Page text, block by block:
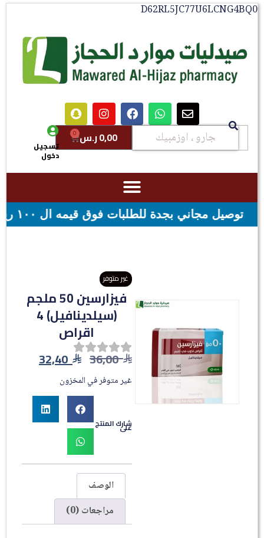
D62RL5JC77U6LCNG4BQ0
0,00ر.س 0
تسجيل
دخول
فوق قيمه ال ١٠٠ ريال - شحن مجاني لقيمه اكثر من ٢٩٩ ريال
غير متوفر
فيزارسين 50 ملجم
(سيلدينافيل) 4
اقراص
36,00
32,40
غير متوفر في المخزون
شارك المنتج
على
الوصف
مراجعات (0)